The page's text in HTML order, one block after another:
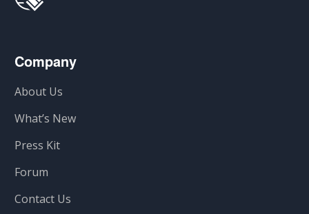
Company
About Us
What’s New
Press Kit
Forum
Contact Us